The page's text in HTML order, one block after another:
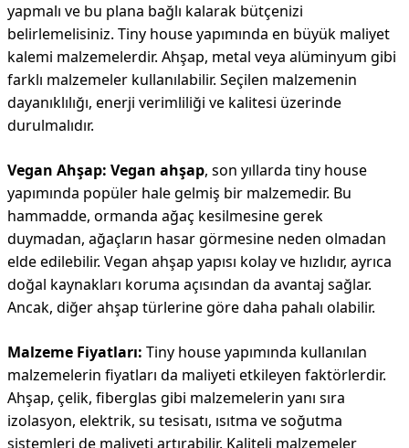
yapmalı ve bu plana bağlı kalarak bütçenizi
belirlemelisiniz. Tiny house yapımında en büyük maliyet
kalemi malzemelerdir. Ahşap, metal veya alüminyum gibi
farklı malzemeler kullanılabilir. Seçilen malzemenin
dayanıklılığı, enerji verimliliği ve kalitesi üzerinde
durulmalıdır.
Vegan Ahşap: Vegan ahşap, son yıllarda tiny house
yapımında popüler hale gelmiş bir malzemedir. Bu
hammadde, ormanda ağaç kesilmesine gerek
duymadan, ağaçların hasar görmesine neden olmadan
elde edilebilir. Vegan ahşap yapısı kolay ve hızlıdır, ayrıca
doğal kaynakları koruma açısından da avantaj sağlar.
Ancak, diğer ahşap türlerine göre daha pahalı olabilir.
Malzeme Fiyatları: Tiny house yapımında kullanılan
malzemelerin fiyatları da maliyeti etkileyen faktörlerdir.
Ahşap, çelik, fiberglas gibi malzemelerin yanı sıra
izolasyon, elektrik, su tesisatı, ısıtma ve soğutma
sistemleri de maliyeti artırabilir. Kaliteli malzemeler